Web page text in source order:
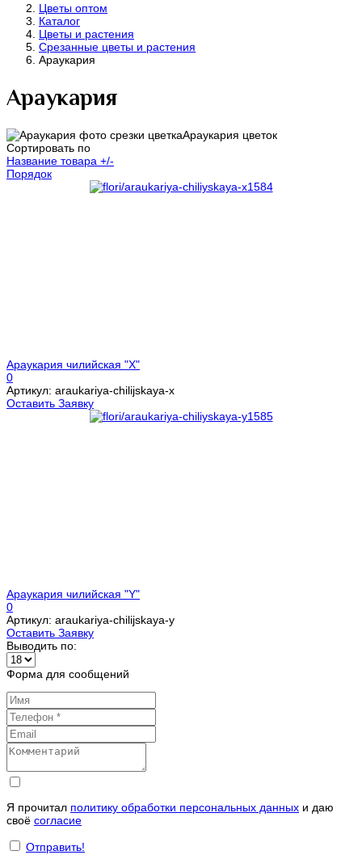
Цветы оптом
Каталог
Цветы и растения
Срезанные цветы и растения
Араукария
Араукария
Араукария цветок
Сортировать по
Название товара +/-
Порядок
Араукария чилийская "X"
0
Артикул: araukariya-chilijskaya-x
Оставить Заявку
Араукария чилийская "Y"
0
Артикул: araukariya-chilijskaya-y
Оставить Заявку
Выводить по:
Форма для сообщений
Я прочитал политику обработки персональных данных и даю
своё согласие
Отправить!